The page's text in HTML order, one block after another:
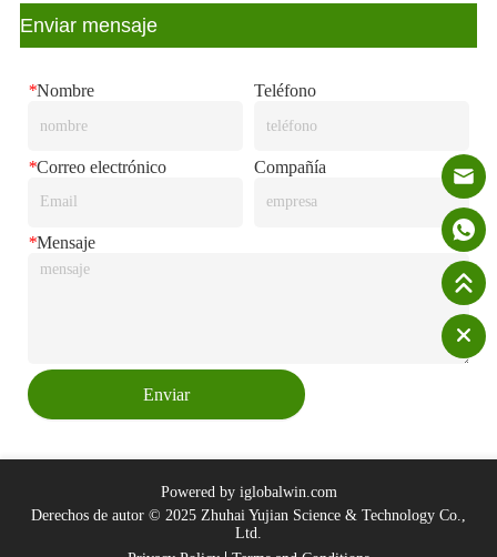
Enviar mensaje
*Nombre Teléfono
*Correo electrónico Compañía
*Mensaje
Enviar
Powered by iglobalwin.com
Derechos de autor © 2025 Zhuhai Yujian Science & Technology Co.,
Ltd.